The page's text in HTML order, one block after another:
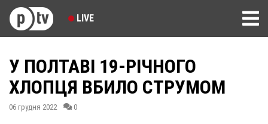
LIVE
У ПОЛТАВІ 19-РІЧНОГО
ХЛОПЦЯ ВБИЛО СТРУМОМ
06 грудня 2022 0